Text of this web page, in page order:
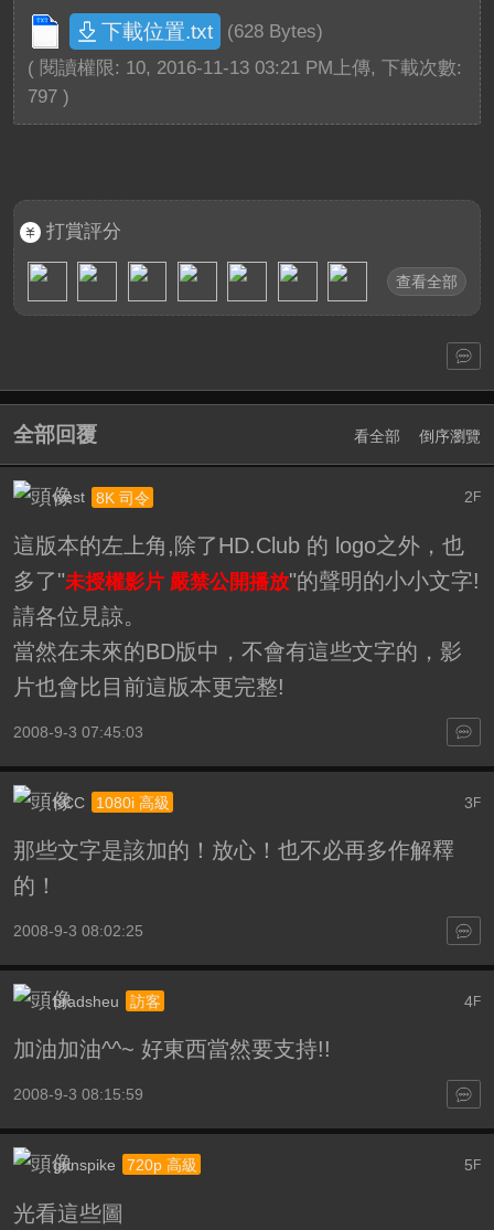
下載位置.txt
(628 Bytes)
( 閱讀權限: 10, 2016-11-13 03:21 PM上傳, 下載次數:
797 )
打賞評分
查看全部
全部回覆 看全部 倒序瀏覽
2 F
west 8K 司令
這版本的左上角,除了HD.Club 的 logo之外，也
多了"未授權影片 嚴禁公開播放"的聲明的小小文字!
請各位見諒。
當然在未來的BD版中，不會有這些文字的，影
片也會比目前這版本更完整!
2008-9-3 07:45:03
3F
KCC 1080i 高級
那些文字是該加的！放心！也不必再多作解釋
的！
2008-9-3 08:02:25
4F
bradsheu 訪客
加油加油^^~ 好東西當然要支持!!
2008-9-3 08:15:59
5 F
gunspike 720p 高級
光看這些圖